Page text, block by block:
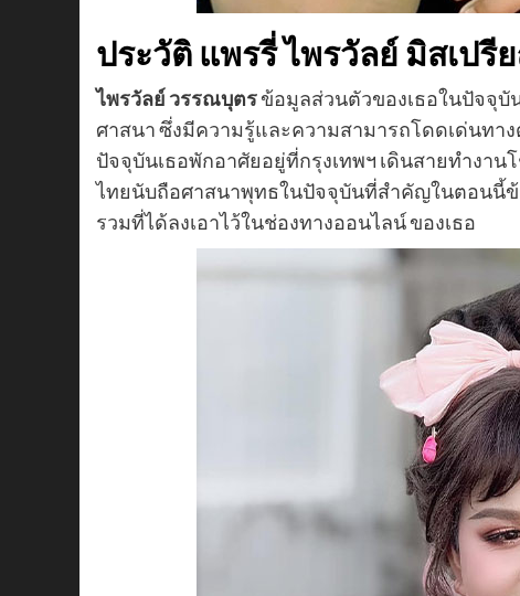
ประวัติ แพรรี่ ไพรวัลย์ มิสเปรี
ไพรวัลย์ วรรณบุตรข้อมูลส่วนตัวของเธอในปัจจุ
ศาสนา ซึ่งมีความรู้และความสามารถโดดเด่นทา
ปัจจุบันเธอพักอาศัยอยู่ที่กรุงเทพฯ เดินสายทำงา
ไทยนับถือศาสนาพุทธในปัจจุบันที่สำคัญในตอนนี้
รวมที่ได้ลงเอาไว้ในช่องทางออนไลน์ ของเธอ